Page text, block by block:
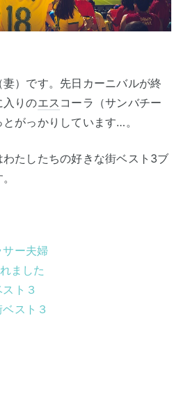
）です。先日カーニバルが終
入りのエス コーラ（サンバチー
がっかりしています…。
たしたちの好きな街ベスト3ブ
ー夫婦
ました
ト３
スト３